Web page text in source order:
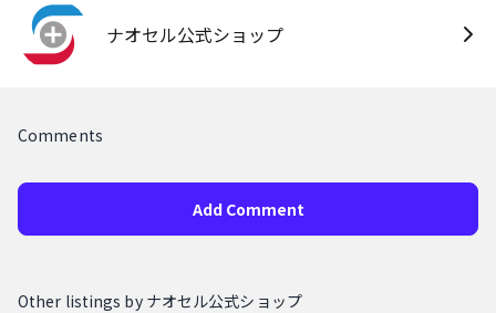
ナオセル公式ショップ
Comments
Add Comment
Other listings by ナオセル公式ショップ